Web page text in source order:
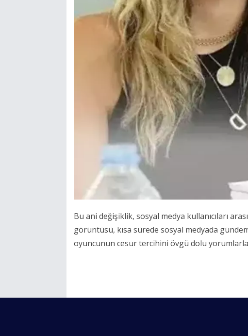
Bu ani değişiklik, sosyal medya kullanıcıları
görüntüsü, kısa sürede sosyal medyada
oyuncunun cesur tercihini övgü dolu yorumlarla